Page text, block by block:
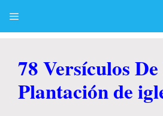
78 Versículos
Plantación de